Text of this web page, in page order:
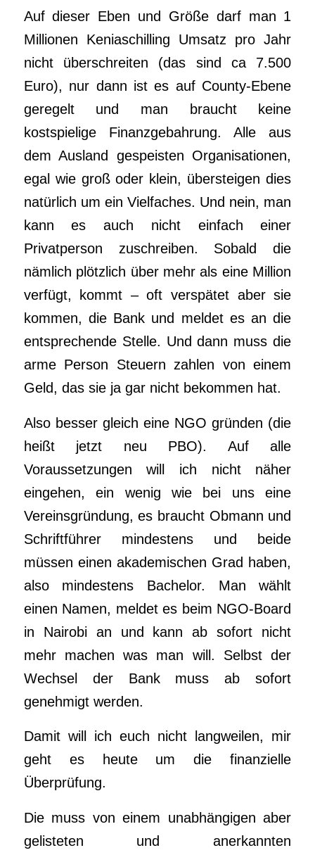
Auf dieser Eben und Größe darf man 1
Millionen Keniaschilling Umsatz pro Jahr
nicht überschreiten (das sind ca 7.500
Euro), nur dann ist es auf County-Ebene
geregelt und man braucht keine
kostspielige Finanzgebahrung. Alle aus
dem Ausland gespeisten Organisationen,
egal wie groß oder klein, übersteigen dies
natürlich um ein Vielfaches. Und nein, man
kann es auch nicht einfach einer
Privatperson zuschreiben. Sobald die
nämlich plötzlich über mehr als eine Million
verfügt, kommt – oft verspätet aber sie
kommen, die Bank und meldet es an die
entsprechende Stelle. Und dann muss die
arme Person Steuern zahlen von einem
Geld, das sie ja gar nicht bekommen hat.
Also besser gleich eine NGO gründen (die
heißt jetzt neu PBO). Auf alle
Voraussetzungen will ich nicht näher
eingehen, ein wenig wie bei uns eine
Vereinsgründung, es braucht Obmann und
Schriftführer mindestens und beide
müssen einen akademischen Grad haben,
also mindestens Bachelor. Man wählt
einen Namen, meldet es beim NGO-Board
in Nairobi an und kann ab sofort nicht
mehr machen was man will. Selbst der
Wechsel der Bank muss ab sofort
genehmigt werden.
Damit will ich euch nicht langweilen, mir
geht es heute um die finanzielle
Überprüfung.
Die muss von einem unabhängigen aber
gelisteten und anerkannten